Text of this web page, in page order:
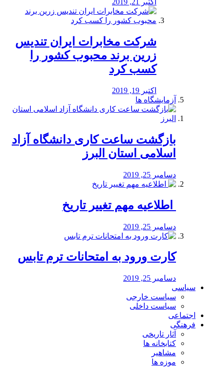
اکتبر 21, 2019
شرکت مخابرات ایران تندیس
زرین برند محبوب کشور را
کسب کرد
اکتبر 19, 2019
آزمایشگاه ها
بازگشت ساعت کاری دانشگاه آزاد
اسلامی استان البرز
دسامبر 25, 2019
️ اطلاعیه مهم تغییر تاریخ
دسامبر 25, 2019
کارت ورود به امتحانات ترم تابس
دسامبر 25, 2019
سیاسی
سیاست خارجی
سیاست داخلی
اجتماعی
فرهنگی
آثار تاریخی
کتابخانه ها
مشاهیر
موزه ها